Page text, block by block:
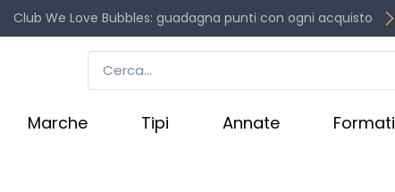
Club We Love Bubbles: guadagna punti con ogni acquisto
Marche Tipi Annate Formati